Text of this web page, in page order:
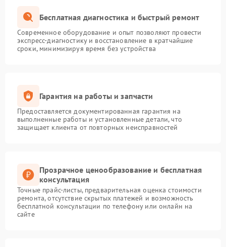
Бесплатная диагностика и быстрый ремонт
Современное оборудование и опыт позволяют провести
экспресс-диагностику и восстановление в кратчайшие
сроки, минимизируя время без устройства
Гарантия на работы и запчасти
Предоставляется документированная гарантия на
выполненные работы и установленные детали, что
защищает клиента от повторных неисправностей
Прозрачное ценообразование и бесплатная
консультация
Точные прайс-листы, предварительная оценка стоимости
ремонта, отсутствие скрытых платежей и возможность
бесплатной консультации по телефону или онлайн на
сайте